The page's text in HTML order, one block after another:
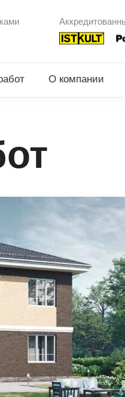
О компании